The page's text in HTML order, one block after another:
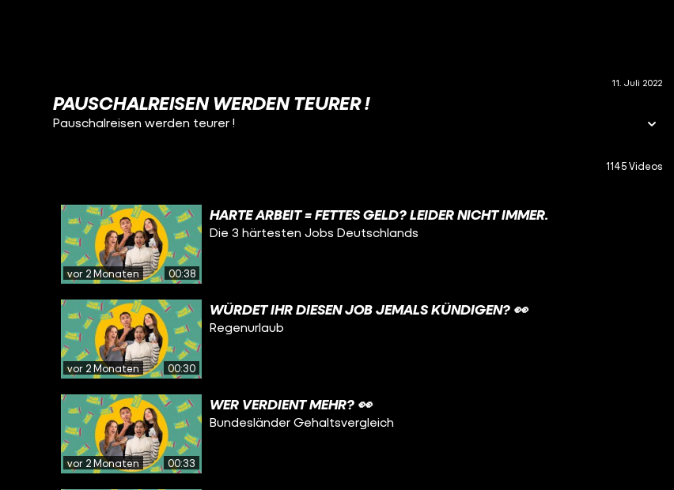
11. Juli 2022
PAUSCHALREISEN WERDEN TEURER !
Pauschalreisen werden teurer !
1145 Videos
vor 2 Monaten 00:38
HARTE ARBEIT = FETTES GELD? LEIDER NICHT IMMER.
Die 3 härtesten Jobs Deutschlands
vor 2 Monaten 00:30
WÜRDET IHR DIESEN JOB JEMALS KÜNDIGEN? 👀
Regenurlaub
vor 2 Monaten 00:33
WER VERDIENT MEHR? 👀
Bundesländer Gehaltsvergleich